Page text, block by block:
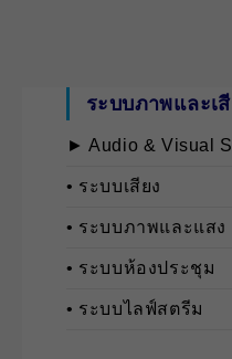
ระบบภาพและเ
► Audio & Visual
• ระบบเสียง
• ระบบภาพและแสง
• ระบบห้องประชุม
• ระบบไลฟ์สตรีม